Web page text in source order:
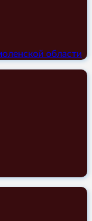
области